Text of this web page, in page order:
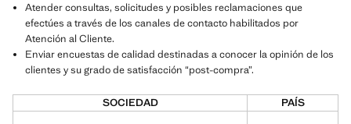
Atender consultas, solicitudes y posibles reclamaciones que
efectúes a través de los canales de contacto habilitados por
Atención al Cliente.
Enviar encuestas de calidad destinadas a conocer la opinión de los
clientes y su grado de satisfacción “post-compra”.
SOCIEDAD PAÍS